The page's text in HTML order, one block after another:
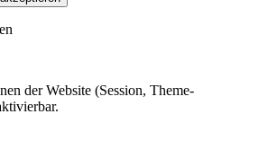
der Website (Session, Theme-